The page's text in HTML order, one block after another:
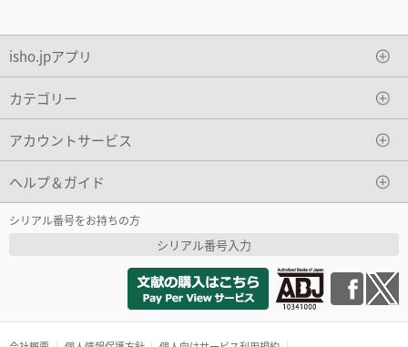
isho.jpアプリ
カテゴリー
アカウントサービス
ヘルプ＆ガイド
シリアル番号をお持ちの方
シリアル番号入力